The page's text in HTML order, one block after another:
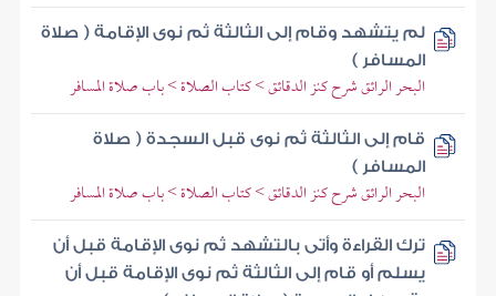
لم يتشهد وقام إلى الثالثة ثم نوى الإقامة ( صلاة
المسافر )
البحر الرائق شرح كنز الدقائق > كتاب الصلاة > باب صلاة المسافر
قام إلى الثالثة ثم نوى قبل السجدة ( صلاة
المسافر )
البحر الرائق شرح كنز الدقائق > كتاب الصلاة > باب صلاة المسافر
ترك القراءة وأتى بالتشهد ثم نوى الإقامة قبل أن
يسلم أو قام إلى الثالثة ثم نوى الإقامة قبل أن